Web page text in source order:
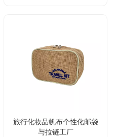
旅行化妆品帆布个性化邮袋
与拉链工厂